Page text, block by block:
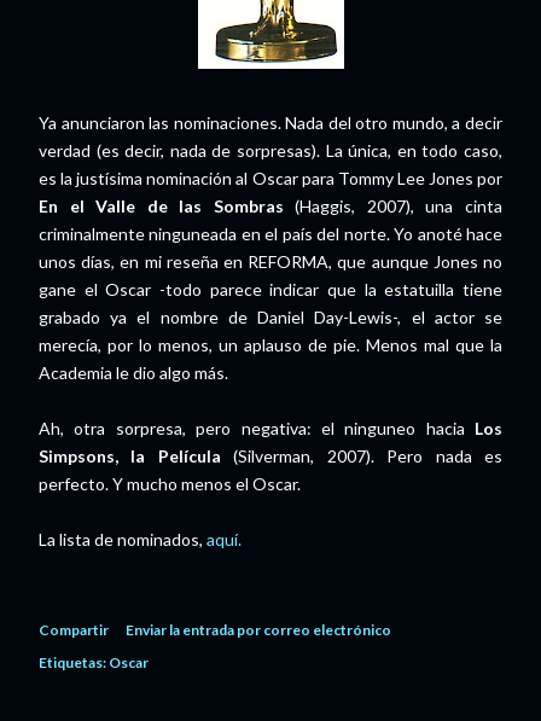
Ya anunciaron las nominaciones. Nada del otro mundo, a decir
verdad (es decir, nada de sorpresas). La única, en todo caso,
es la justísima nominación al Oscar para Tommy Lee Jones por
En el Valle de las Sombras (Haggis, 2007), una cinta
criminalmente ninguneada en el país del norte. Yo anoté hace
unos días, en mi reseña en REFORMA, que aunque Jones no
gane el Oscar -todo parece indicar que la estatuilla tiene
grabado ya el nombre de Daniel Day-Lewis-, el actor se
merecía, por lo menos, un aplauso de pie. Menos mal que la
Academia le dio algo más.
Ah, otra sorpresa, pero negativa: el ninguneo hacia Los
Simpsons, la Película (Silverman, 2007). Pero nada es
perfecto. Y mucho menos el Oscar.
La lista de nominados, aquí.
Compartir
Enviar la entrada por correo electrónico
Etiquetas: Oscar